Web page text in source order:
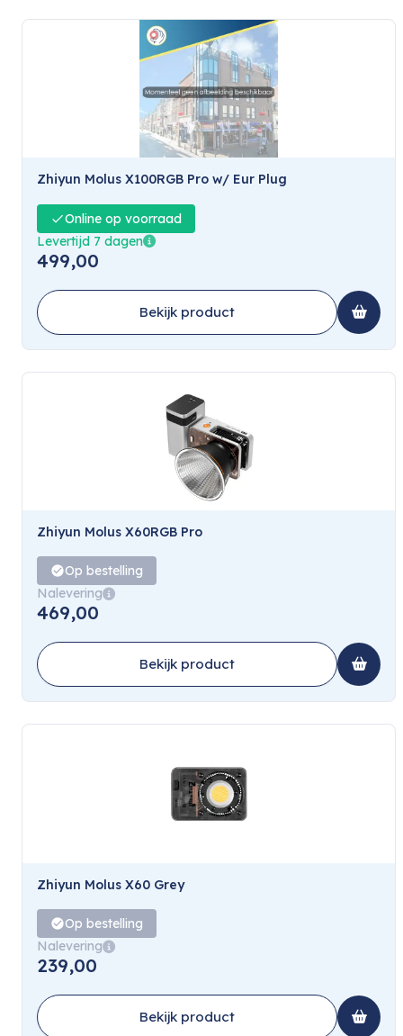
Zhiyun Molus X100RGB Pro w/ Eur Plug
Online op voorraad
Levertijd 7 dagen
499,00
Bekijk product
Zhiyun Molus X60RGB Pro
Op bestelling
Nalevering
469,00
Bekijk product
Zhiyun Molus X60 Grey
Op bestelling
Nalevering
239,00
Bekijk product